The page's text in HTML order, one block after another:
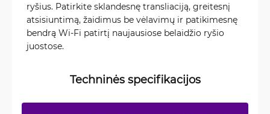
ryšius. Patirkite sklandesnę transliaciją, greitesnį
atsisiuntimą, žaidimus be vėlavimų ir patikimesnę
bendrą Wi-Fi patirtį naujausiose belaidžio ryšio
juostose.
Techninės specifikacijos